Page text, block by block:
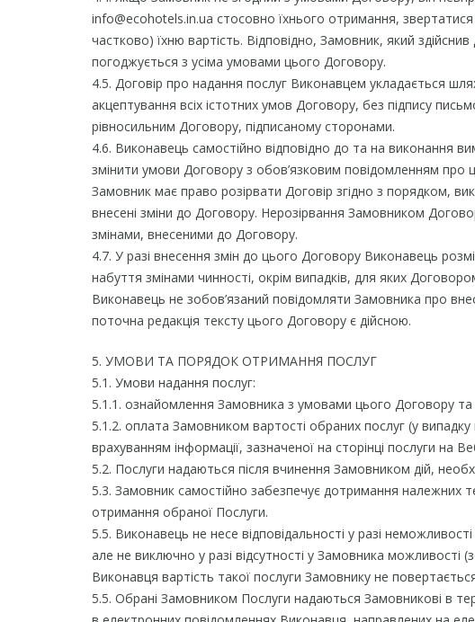
info@ecohotels.in.ua стосовно їхнього отримання,
частково) їхню вартість. Відповідно, Замовник, який
погоджується з усіма умовами цього Договору.
4.5. Договір про надання послуг Виконавцем укладається
акцептування всіх істотних умов Договору, без підпису
рівносильним Договору, підписаному сторонами.
4.6. Виконавець самостійно відповідно до та на виконання
змінити умови Договору з обов’язковим повідомленням про
Замовник має право розірвати Договір згідно з порядком,
внесені зміни до Договору. Нерозірвання Замовником
змінами, внесеними до Договору.
4.7. У разі внесення змін до цього Договору Виконавець
набуття змінами чинності, окрім випадків, для яких
Виконавець не зобов’язаний повідомляти Замовника про
поточна редакція тексту цього Договору є дійсною.
5. УМОВИ ТА ПОРЯДОК ОТРИМАННЯ ПОСЛУГ
5.1. Умови надання послуг:
5.1.1. ознайомлення Замовника з умовами цього Договору та
5.1.2. оплата Замовником вартості обраних послуг (у
врахуванням інформації, зазначеної на сторінці послуги на
5.2. Послуги надаються після вчинення Замовником дій,
5.3. Замовник самостійно забезпечує дотримання належних
отримання обраної Послуги.
5.5. Виконавець не несе відповідальності у разі
але не виключно у разі відсутності у Замовника
Виконавця вартість такої послуги Замовнику не
5.5. Обрані Замовником Послуги надаються Замовникові в